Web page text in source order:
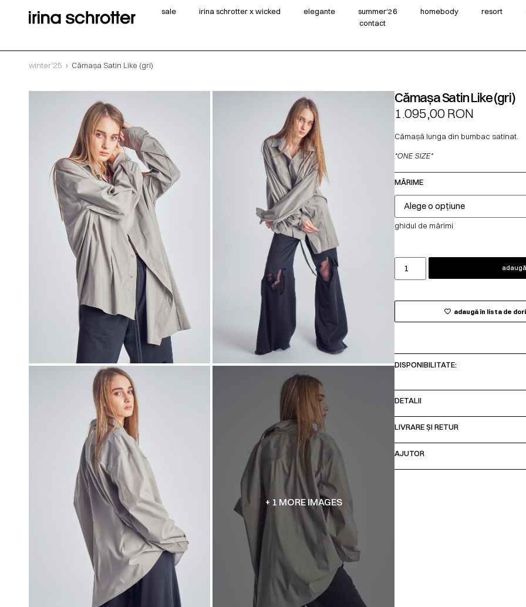
sale irina schrotter x wicked elegante summer‘26 homebody resort
contact
winter'25 Cămașa Satin Like (gri)
+ 1 MORE IMAGES
Cămașa Satin Like (gri)
1.095,00RON
Cămașă lunga din bumbac satinat.
*ONE SIZE*
MĂRIME
ghidul de mărimi
adaugă în lista de
DISPONIBILITATE:
DETALII
LIVRARE ȘI RETUR
AJUTOR